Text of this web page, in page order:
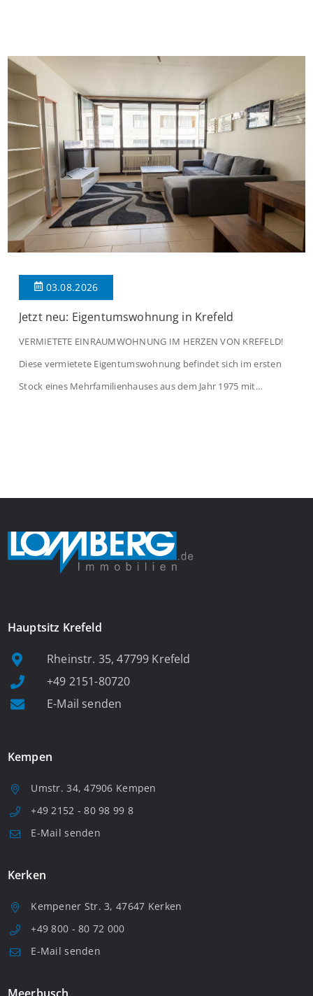
praktischen Diele, welche ausreichend Platz für eine […]
03.08.2026
Jetzt neu: Eigentumswohnung in Krefeld
VERMIETETE EINRAUMWOHNUNG IM HERZEN VON KREFELD!
Diese vermietete Eigentumswohnung befindet sich im ersten
Stock eines Mehrfamilienhauses aus dem Jahr 1975 mit
Hauptsitz Krefeld
Rheinstr. 35, 47799 Krefeld
+49 2151-80720
E-Mail senden
Kempen
Umstr. 34, 47906 Kempen
+49 2152 - 80 98 99 8
E-Mail senden
Kerken
Kempener Str. 3, 47647 Kerken
+49 800 - 80 72 000
E-Mail senden